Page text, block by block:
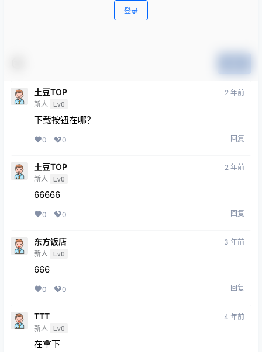
登录
土豆TOP
新人 Lv0
2 年前
下载按钮在哪？
0 0 回复
土豆TOP
新人 Lv0
2 年前
66666
0 0 回复
东方饭店
新人 Lv0
3 年前
666
0 0 回复
TTT
新人 Lv0
4 年前
在拿下